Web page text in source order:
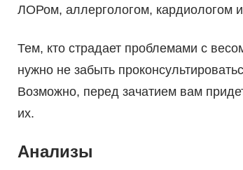
ЛОРом, аллергологом, кардиологом и
Тем, кто страдает проблемами с
нужно не забыть
Возможно, перед зачатием вам
их.
Анализы